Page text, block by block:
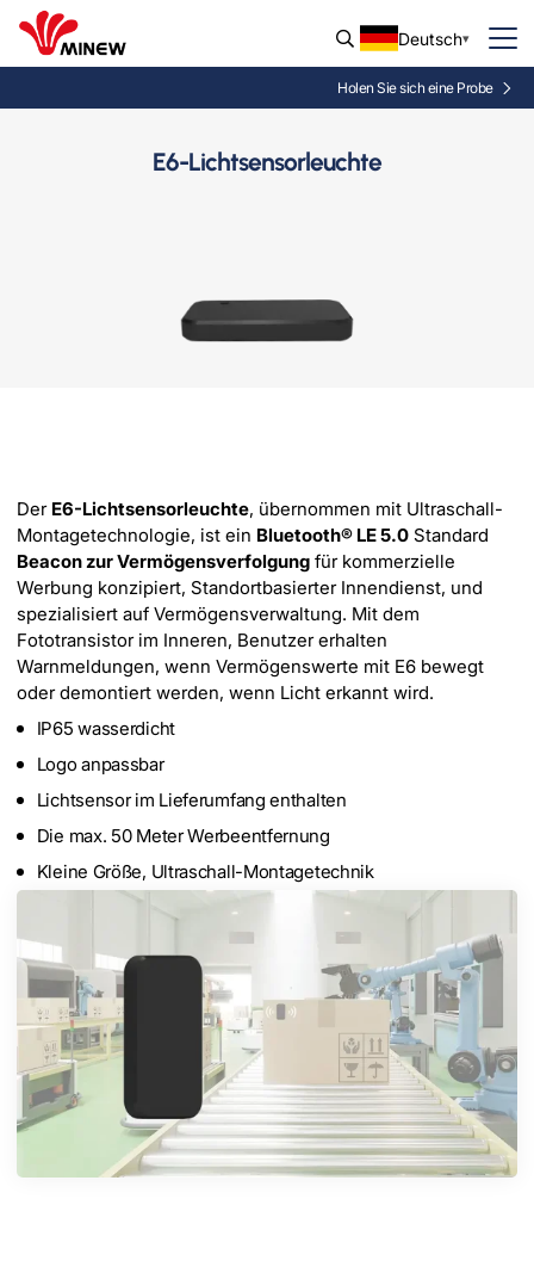
Deutsch
Holen Sie sich eine Probe
E6-Lichtsensorleuchte
Der E6-Lichtsensorleuchte, übernommen mit Ultraschall-
Montagetechnologie, ist ein Bluetooth® LE 5.0 Standard
Beacon zur Vermögensverfolgung für kommerzielle
Werbung konzipiert, Standortbasierter Innendienst, und
spezialisiert auf Vermögensverwaltung. Mit dem
Fototransistor im Inneren, Benutzer erhalten
Warnmeldungen, wenn Vermögenswerte mit E6 bewegt
oder demontiert werden, wenn Licht erkannt wird.
IP65 wasserdicht
Logo anpassbar
Lichtsensor im Lieferumfang enthalten
Die max. 50 Meter Werbeentfernung
Kleine Größe, Ultraschall-Montagetechnik